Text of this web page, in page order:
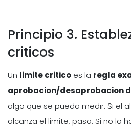
Principio 3.
criticos
Un limite critico es la regla
aprobacion/desaprobacion
algo que se pueda medir. Si el
alcanza el limite, pasa. Si no lo